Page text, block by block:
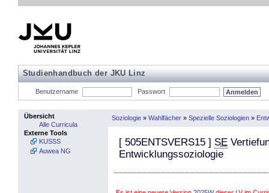
Studienhandbuch der JKU Linz
Benutzername Passwort
Übersicht
Alle Curricula
Externe Tools
KUSSS
Auwea NG
Soziologie » Wahlfächer » Spezielle Soziologien »
[ 505ENTSVERS15 ] SE
Entwicklungssoziologie